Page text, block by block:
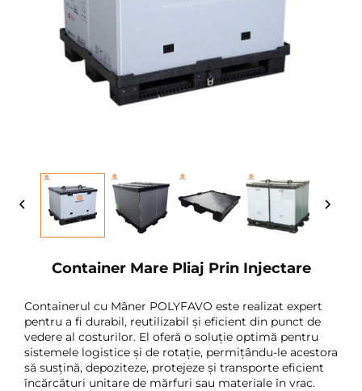
Container Mare Pliaj Prin Injectare
Containerul cu Mâner POLYFAVO este realizat expert
pentru a fi durabil, reutilizabil și eficient din punct de
vedere al costurilor. El oferă o soluție optimă pentru
sistemele logistice și de rotație, permițându-le acestora
să susțină, depoziteze, protejeze și transporte eficient
încărcături unitare de mărfuri sau materiale în vrac.